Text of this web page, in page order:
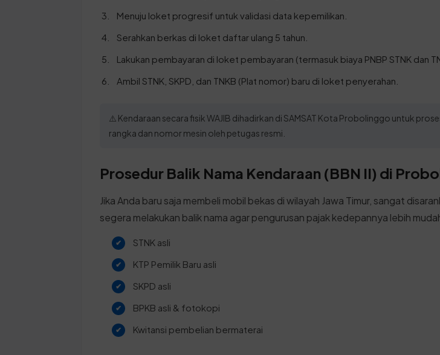
Menuju loket progresif untuk validasi data kepemilikan.
Serahkan berkas di loket daftar ulang 5 tahun.
Lakukan pembayaran di loket pembayaran (termasuk biaya PNBP STNK dan
Ambil STNK, SKPD, dan TNKB (Plat nomor) baru di loket penyerahan.
⚠️ Kendaraan secara fisik WAJIB dihadirkan di SAMSAT Kota Probolinggo untuk
rangka dan nomor mesin oleh petugas resmi.
Prosedur Balik Nama Kendaraan (BBN II) di
Jika Anda baru saja membeli mobil bekas di wilayah Jawa Timur, sangat
segera melakukan balik nama agar pengurusan pajak kedepannya lebih
STNK asli
KTP Pemilik Baru asli
SKPD asli
BPKB asli & fotokopi
Kwitansi pembelian bermaterai